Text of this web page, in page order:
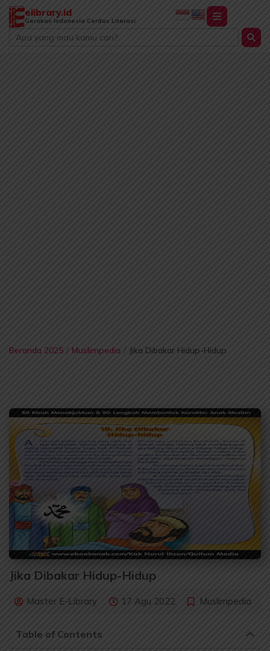
Lewati
konten
elibrary.id
Gerakan Indonesia Cerdas Literasi
Search
...
Beranda 2025 / Muslimpedia / Jika Dibakar Hidup-Hidup
Jika Dibakar Hidup-Hidup
Master E-Library 17 Agu 2022 Muslimpedia
Table of Contents